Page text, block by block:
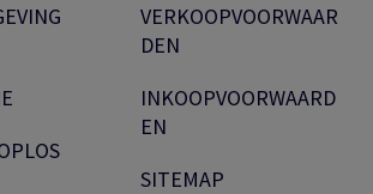
VERKOOPVOORWAAR
DEN
INKOOPVOORWAARD
EN
SITEMAP